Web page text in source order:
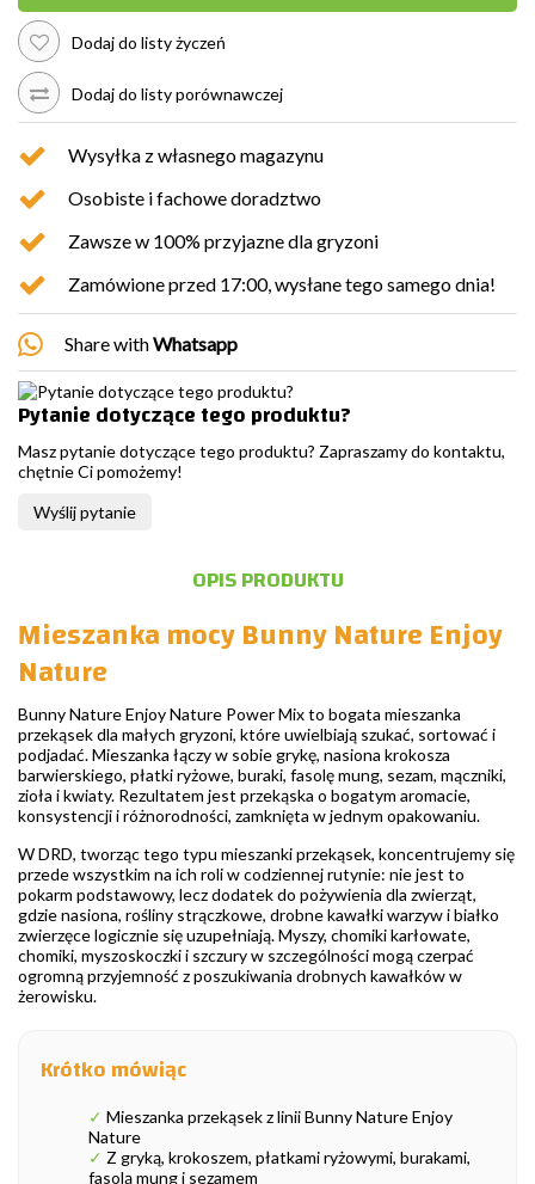
Dodaj do listy życzeń
Dodaj do listy porównawczej
Wysyłka z własnego magazynu
Osobiste i fachowe doradztwo
Zawsze w 100% przyjazne dla gryzoni
Zamówione przed 17:00, wysłane tego samego dnia!
Share withWhatsapp
Pytanie dotyczące tego produktu?
Masz pytanie dotyczące tego produktu? Zapraszamy do kontaktu,
chętnie Ci pomożemy!
Wyślij pytanie
OPIS PRODUKTU
Mieszanka mocy Bunny Nature Enjoy
Nature
Bunny Nature Enjoy Nature Power Mix to bogata mieszanka
przekąsek dla małych gryzoni, które uwielbiają szukać, sortować i
podjadać. Mieszanka łączy w sobie grykę, nasiona krokosza
barwierskiego, płatki ryżowe, buraki, fasolę mung, sezam, mączniki,
zioła i kwiaty. Rezultatem jest przekąska o bogatym aromacie,
konsystencji i różnorodności, zamknięta w jednym opakowaniu.
W DRD, tworząc tego typu mieszanki przekąsek, koncentrujemy się
przede wszystkim na ich roli w codziennej rutynie: nie jest to
pokarm podstawowy, lecz dodatek do pożywienia dla zwierząt,
gdzie nasiona, rośliny strączkowe, drobne kawałki warzyw i białko
zwierzęce logicznie się uzupełniają. Myszy, chomiki karłowate,
chomiki, myszoskoczki i szczury w szczególności mogą czerpać
ogromną przyjemność z poszukiwania drobnych kawałków w
żerowisku.
Krótko mówiąc
✓ Mieszanka przekąsek z linii Bunny Nature Enjoy
Nature
✓ Z gryką, krokoszem, płatkami ryżowymi, burakami,
fasolą mung i sezamem